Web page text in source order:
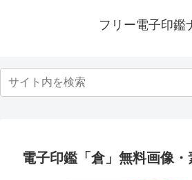
フリー電子印鑑
電子印鑑「倉」無料画像